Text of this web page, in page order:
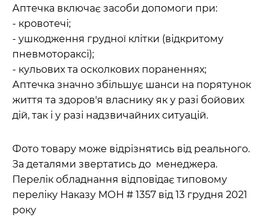
Аптечка включає засоби допомоги при:
- кровотечі;
- ушкодження грудної клітки (відкритому
пневмотораксі);
- кульових та осколкових пораненнях;
Аптечка значно збільшує шанси на порятунок
життя та здоров'я власнику як у разі бойових
дій, так і у разі надзвичайних ситуацій.
Фото товару може відрізнятись від реального.
За деталями звертатись до менеджера.
Перелік обладнання відповідає типовому
переліку Наказу МОН # 1357 від 13 грудня 2021
року